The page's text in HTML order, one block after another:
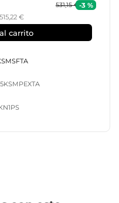
531,15 € -3 %
515,22 €
carrito